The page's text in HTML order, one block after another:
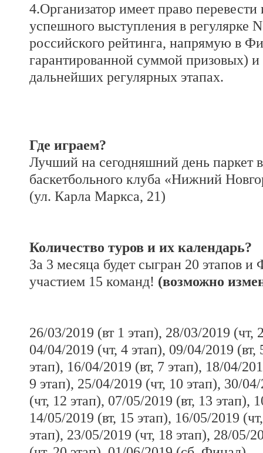
4.Организатор имеет право
успешного выступления в регулярке
российского рейтинга, напрямую в
гарантированной суммой призовых) и
дальнейших регулярных этапах.
Где играем?
Лучший на сегодняшний день паркет
баскетбольного клуба «Нижний
(ул. Карла Маркса, 21)
Количество туров и их календарь?
За 3 месяца будет сыгран 20 этапов
участием 15 команд! (возможно
26/03/2019 (вт 1 этап), 28/03/2019 (чт,
04/04/2019 (чт, 4 этап), 09/04/2019 (вт,
этап), 16/04/2019 (вт, 7 этап), 18/04/
9 этап), 25/04/2019 (чт, 10 этап), 30/
(чт, 12 этап), 07/05/2019 (вт, 13 этап),
14/05/2019 (вт, 15 этап), 16/05/2019
этап), 23/05/2019 (чт, 18 этап), 28/05/